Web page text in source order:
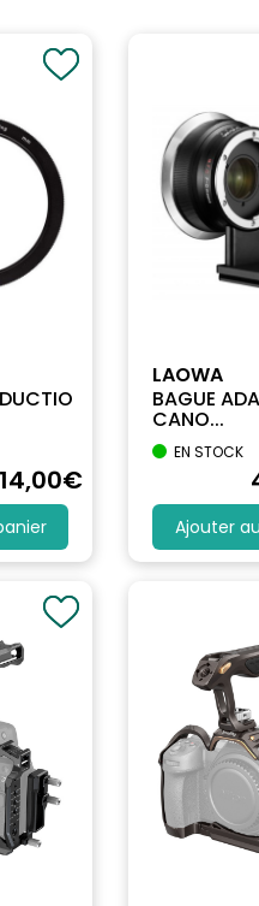
14,00€
LAOWA
BAGUE
CANO...
EN STOCK
Ajouter